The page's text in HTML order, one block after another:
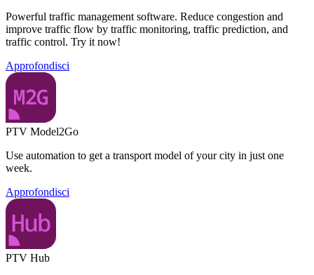
Powerful traffic management software. Reduce congestion and
improve traffic flow by traffic monitoring, traffic prediction, and
traffic control. Try it now!
Approfondisci
PTV Model2Go
Use automation to get a transport model of your city in just one
week.
Approfondisci
PTV Hub